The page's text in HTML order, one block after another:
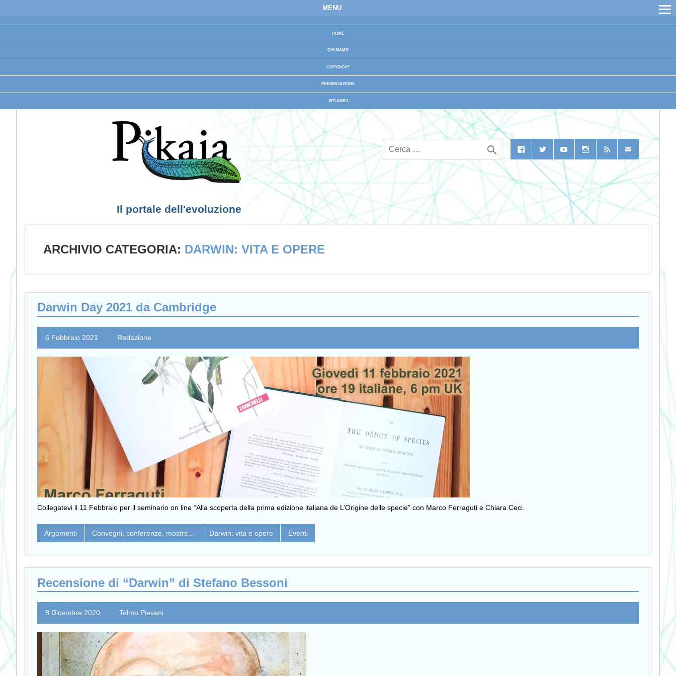
MENU
HOME
CHI SIAMO
COPYRIGHT
PRESENTAZIONE
SITI AMICI
Il portale dell'evoluzione
ARCHIVIO CATEGORIA: DARWIN: VITA E OPERE
Darwin Day 2021 da Cambridge
6 Febbraio 2021 Redazione
Collegatevi il 11 Febbraio per il seminario on line “Alla scoperta della prima edizione italiana de L’Origine delle specie” con Marco Ferraguti e Chiara Ceci.
Argomenti Convegni, conferenze, mostre... Darwin: vita e opere Eventi
Recensione di “Darwin” di Stefano Bessoni
8 Dicembre 2020 Telmo Pievani